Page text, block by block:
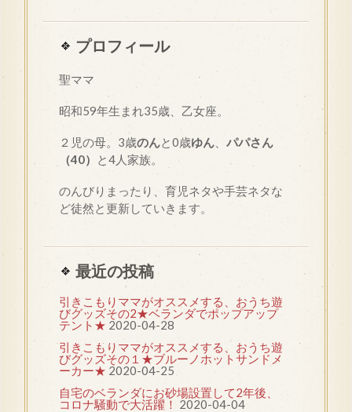
プロフィール
聖ママ
昭和59年生まれ35歳、乙女座。
２児の母。3歳のんと0歳ゆん
パパさん
（40）
と4人家族。
のんびりまったり、育児ネタや手芸ネタな
ど徒然と更新していきます。
最近の投稿
引きこもりママがオススメする、おうち遊
びグッズその2★ベランダでポップアップ
テント★ 2020-04-28
引きこもりママがオススメする、おうち遊
びグッズその１★ブルーノホットサンドメ
ーカー★ 2020-04-25
自宅のベランダにお砂場設置して2年後、
コロナ騒動で大活躍！ 2020-04-04